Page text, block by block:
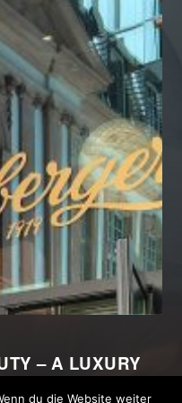
– A LUXURY
du die Website weiter